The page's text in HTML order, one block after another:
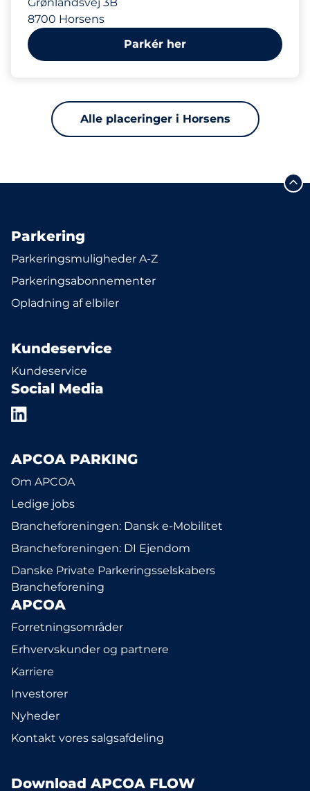
8700 Horsens
Parkér her
Alle placeringer i Horsens
Parkering
Parkeringsmuligheder A-Z
Parkeringsabonnementer
Opladning af elbiler
Kundeservice
Kundeservice
Social Media
APCOA PARKING
Om APCOA
Ledige jobs
Brancheforeningen: Dansk e-Mobilitet
Brancheforeningen: DI Ejendom
Danske Private Parkeringsselskabers
Brancheforening
APCOA
Forretningsområder
Erhvervskunder og partnere
Karriere
Investorer
Nyheder
Kontakt vores salgsafdeling
Download APCOA FLOW